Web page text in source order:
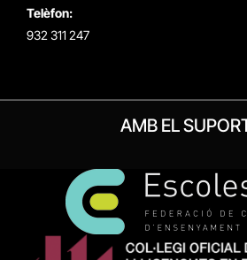
Telèfon:
932 311 247
AMB EL